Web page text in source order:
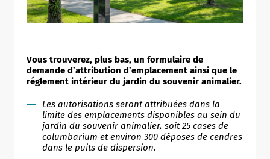
Vous trouverez, plus bas, un formulaire de
demande d’attribution d’emplacement ainsi que le
réglement intérieur du jardin du souvenir animalier.
Les autorisations seront attribuées dans la
limite des emplacements disponibles au sein du
jardin du souvenir animalier, soit 25 cases de
columbarium et environ 300 déposes de cendres
dans le puits de dispersion.